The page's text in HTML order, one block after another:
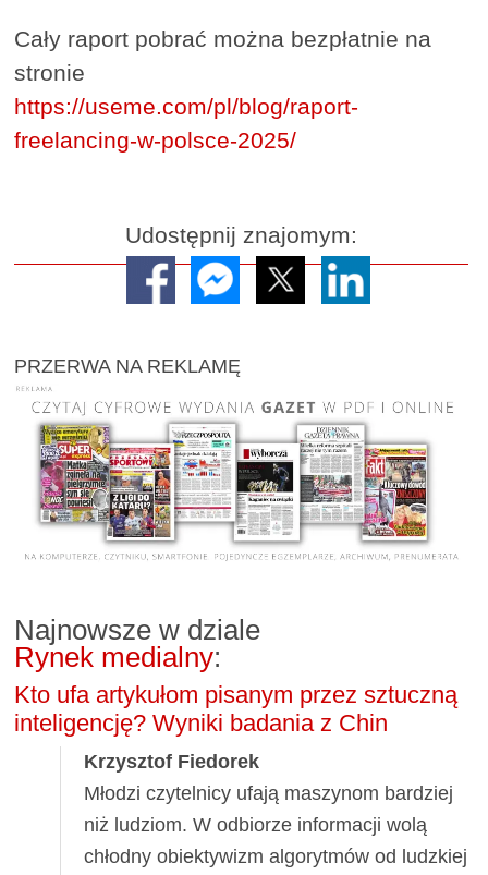
Cały raport pobrać można bezpłatnie na
stronie
https://useme.com/pl/blog/raport-
freelancing-w-polsce-2025/
Udostępnij znajomym:
PRZERWA NA REKLAMĘ
Najnowsze w dziale
Rynek medialny:
Kto ufa artykułom pisanym przez sztuczną
inteligencję? Wyniki badania z Chin
Krzysztof Fiedorek
Młodzi czytelnicy ufają maszynom bardziej
niż ludziom. W odbiorze informacji wolą
chłodny obiektywizm algorytmów od ludzkiej